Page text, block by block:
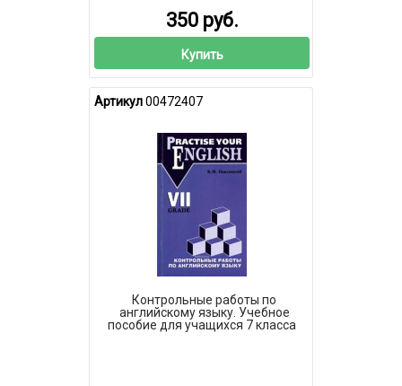
350 руб.
Купить
Артикул00472407
Контрольные работы по
английскому языку. Учебное
пособие для учащихся 7 класса